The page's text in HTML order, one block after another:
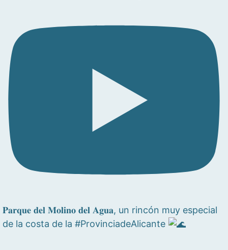
𝐏𝐚𝐫𝐪𝐮𝐞 𝐝𝐞𝐥 𝐌𝐨𝐥𝐢𝐧𝐨 𝐝𝐞𝐥 𝐀𝐠𝐮𝐚, un rincón muy especial
de la costa de la #ProvinciadeAlicante